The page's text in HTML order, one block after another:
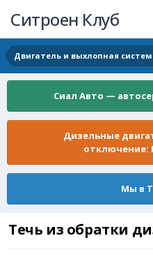
Ситроен Клуб
Двигатель и выхлопная
Сиал Авто —
Дизельные
отключение:
Мы в
Течь из обратки